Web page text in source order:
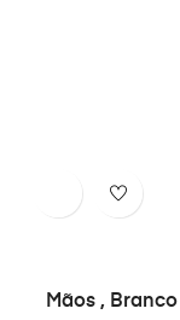
Mãos ,